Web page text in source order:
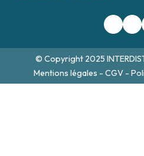
© Copyright 2025
Mentions légales - CGV -